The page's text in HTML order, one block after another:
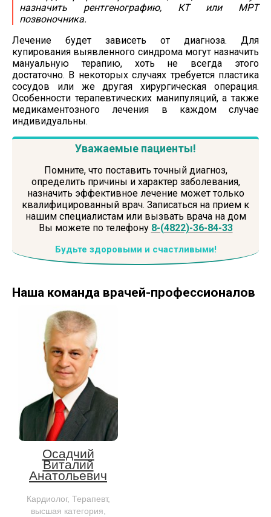
назначить рентгенографию, КТ или МРТ
позвоночника.
Лечение будет зависеть от диагноза. Для
купирования выявленного синдрома могут назначить
мануальную терапию, хоть не всегда этого
достаточно. В некоторых случаях требуется пластика
сосудов или же другая хирургическая операция.
Особенности терапевтических манипуляций, а также
медикаментозного лечения в каждом случае
индивидуальны.
Уважаемые пациенты!
Помните, что поставить точный диагноз,
определить причины и характер заболевания,
назначить эффективное лечение может только
квалифицированный врач. Записаться на прием к
нашим специалистам или вызвать врача на дом
Вы можете по телефону 8-(4822)-36-84-33
Будьте здоровыми и счастливыми!
Наша команда врачей-профессионалов
Осадчий
Виталий
Анатольевич
Кардиолог, Терапевт,
высшая категория,